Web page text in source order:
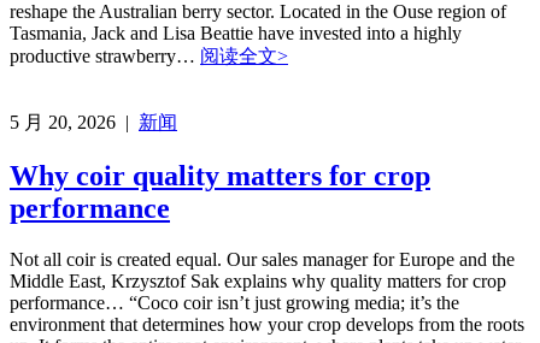
reshape the Australian berry sector. Located in the Ouse region of
Tasmania, Jack and Lisa Beattie have invested into a highly
productive strawberry… 阅读全文>
5 月 20, 2026 | 新闻
Why coir quality matters for crop
performance
Not all coir is created equal. Our sales manager for Europe and the
Middle East, Krzysztof Sak explains why quality matters for crop
performance… “Coco coir isn’t just growing media; it’s the
environment that determines how your crop develops from the roots